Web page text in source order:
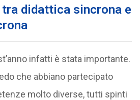
didattica sincrona e
infatti è stata importante.
che abbiano partecipato
molto diverse, tutti spinti